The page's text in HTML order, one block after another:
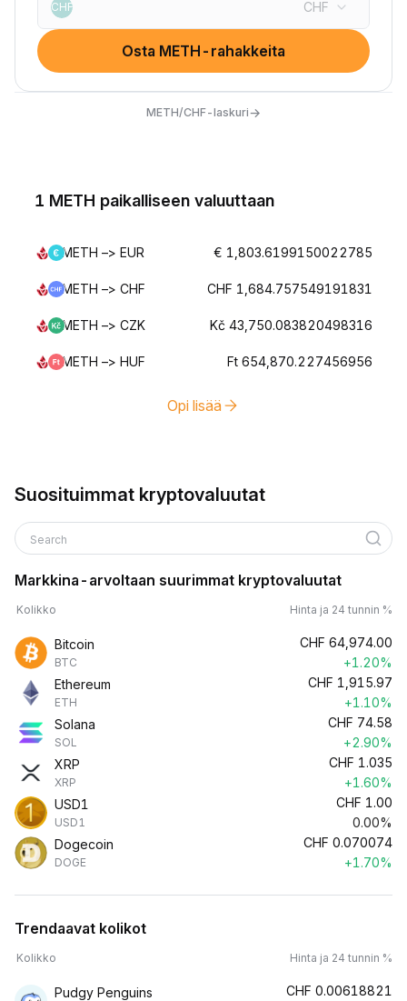
CHF CHF
Osta METH-rahakkeita
METH/CHF-laskuri→
1 METH paikalliseen valuuttaan
METH –> EUR € 1,803.6199150022785
METH –> CHF CHF 1,684.757549191831
METH –> CZK Kč 43,750.083820498316
METH –> HUF Ft 654,870.227456956
Opi lisää
Suosituimmat kryptovaluutat
Search
Markkina-arvoltaan suurimmat kryptovaluutat
Kolikko Hinta ja 24 tunnin %
Bitcoin
BTC
CHF 64,974.00
+1.20%
Ethereum
ETH
CHF 1,915.97
+1.10%
Solana
SOL
CHF 74.58
+2.90%
XRP
XRP
CHF 1.035
+1.60%
USD1
USD1
CHF 1.00
0.00%
Dogecoin
DOGE
CHF 0.070074
+1.70%
Trendaavat kolikot
Kolikko Hinta ja 24 tunnin %
Pudgy Penguins CHF 0.00618821